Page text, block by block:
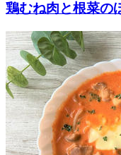
鶏むね肉と根菜の